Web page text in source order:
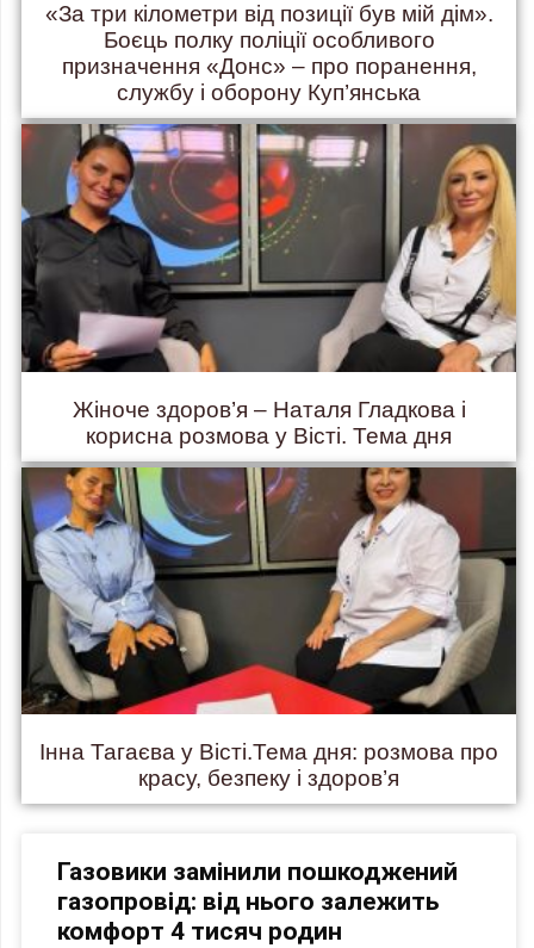
«За три кілометри від позиції був мій дім».
Боєць полку поліції особливого
призначення «Донс» – про поранення,
службу і оборону Куп’янська
Жіноче здоров’я – Наталя Гладкова і
корисна розмова у Вісті. Тема дня
Інна Тагаєва у Вісті.Тема дня: розмова про
красу, безпеку і здоров’я
Газовики замінили пошкоджений
газопровід: від нього залежить
комфорт 4 тисяч родин